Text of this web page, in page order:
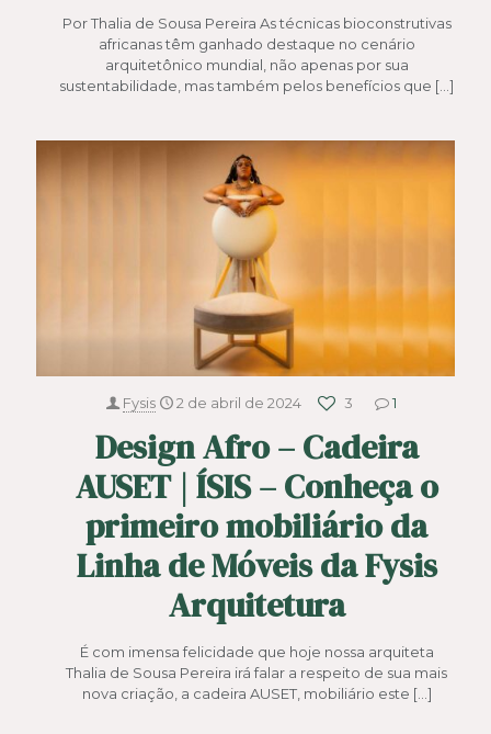
Por Thalia de Sousa Pereira As técnicas bioconstrutivas
africanas têm ganhado destaque no cenário
arquitetônico mundial, não apenas por sua
sustentabilidade, mas também pelos benefícios que […]
Fysis 2 de abril de 2024 3 1
Design Afro – Cadeira
AUSET | ÍSIS – Conheça o
primeiro mobiliário da
Linha de Móveis da Fysis
Arquitetura
É com imensa felicidade que hoje nossa arquiteta
Thalia de Sousa Pereira irá falar a respeito de sua mais
nova criação, a cadeira AUSET, mobiliário este […]